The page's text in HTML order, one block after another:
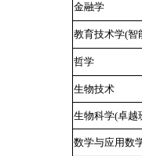
金融学
教育技术学(智
哲学
生物技术
生物科学(卓越
数学与应用数